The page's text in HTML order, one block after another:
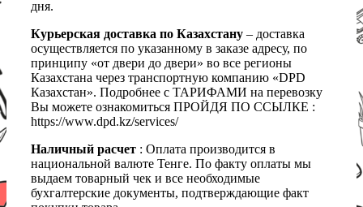
дня.
Курьерская доставка по Казахстану – доставка
осуществляется по указанному в заказе адресу, по
принципу «от двери до двери» во все регионы
Казахстана через транспортную компанию «DPD
Казахстан». Подробнее с ТАРИФАМИ на перевозку
Вы можете ознакомиться ПРОЙДЯ ПО ССЫЛКЕ :
https://www.dpd.kz/services/
Наличный расчет : Оплата производится в
национальной валюте Тенге. По факту оплаты мы
выдаем товарный чек и все необходимые
бухгалтерские документы, подтверждающие факт